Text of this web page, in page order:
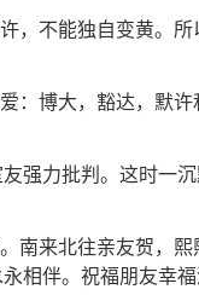
，不能独自变黄。
：博大，豁达，默
强力批判。这时一
南来北往亲友贺，
相伴。祝福朋友幸福